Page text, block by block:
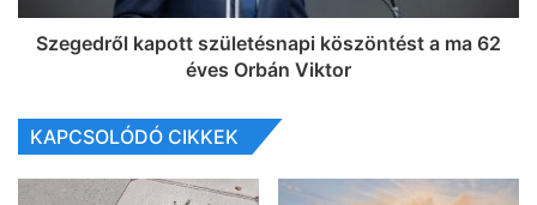
Szegedről kapott születésnapi köszöntést a ma 62
éves Orbán Viktor
KAPCSOLÓDÓ CIKKEK